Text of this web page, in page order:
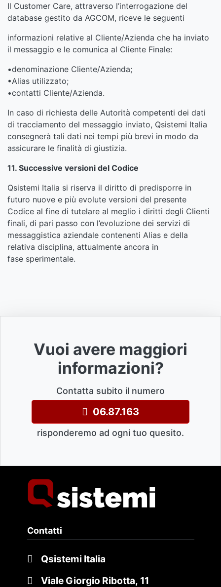
Il Customer Care, attraverso l’interrogazione del
database gestito da AGCOM, riceve le seguenti
informazioni relative al Cliente/Azienda che ha inviato
il messaggio e le comunica al Cliente Finale:
•denominazione Cliente/Azienda;
•Alias utilizzato;
•contatti Cliente/Azienda.
In caso di richiesta delle Autorità competenti dei dati
di tracciamento del messaggio inviato, Qsistemi Italia
consegnerà tali dati nei tempi più brevi in modo da
assicurare le finalità di giustizia.
11. Successive versioni del Codice
Qsistemi Italia si riserva il diritto di predisporre in
futuro nuove e più evolute versioni del presente
Codice al fine di tutelare al meglio i diritti degli Clienti
finali, di pari passo con l’evoluzione dei servizi di
messaggistica aziendale contenenti Alias e della
relativa disciplina, attualmente ancora in
fase sperimentale.
Vuoi avere maggiori
informazioni?
Contatta subito il numero
06.87.163
risponderemo ad ogni tuo quesito.
Contatti
Qsistemi Italia
Viale Giorgio Ribotta, 11